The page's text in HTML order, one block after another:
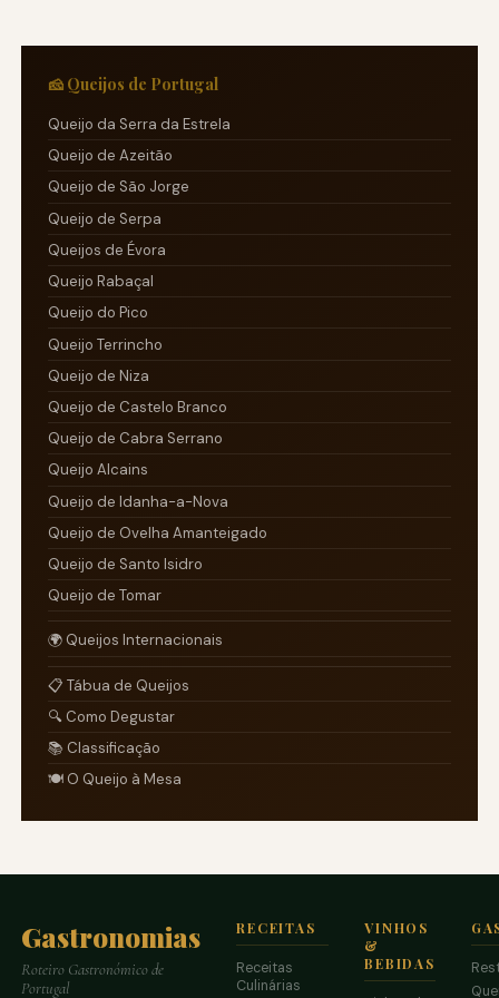
🧀 Queijos de Portugal
Queijo da Serra da Estrela
Queijo de Azeitão
Queijo de São Jorge
Queijo de Serpa
Queijos de Évora
Queijo Rabaçal
Queijo do Pico
Queijo Terrincho
Queijo de Niza
Queijo de Castelo Branco
Queijo de Cabra Serrano
Queijo Alcains
Queijo de Idanha-a-Nova
Queijo de Ovelha Amanteigado
Queijo de Santo Isidro
Queijo de Tomar
🌍 Queijos Internacionais
📋 Tábua de Queijos
🔍 Como Degustar
📚 Classificação
🍽️ O Queijo à Mesa
Gastronomias
Roteiro Gastronómico de
Portugal
RECEITAS
Receitas
Culinárias
VINHOS
&
BEBIDAS